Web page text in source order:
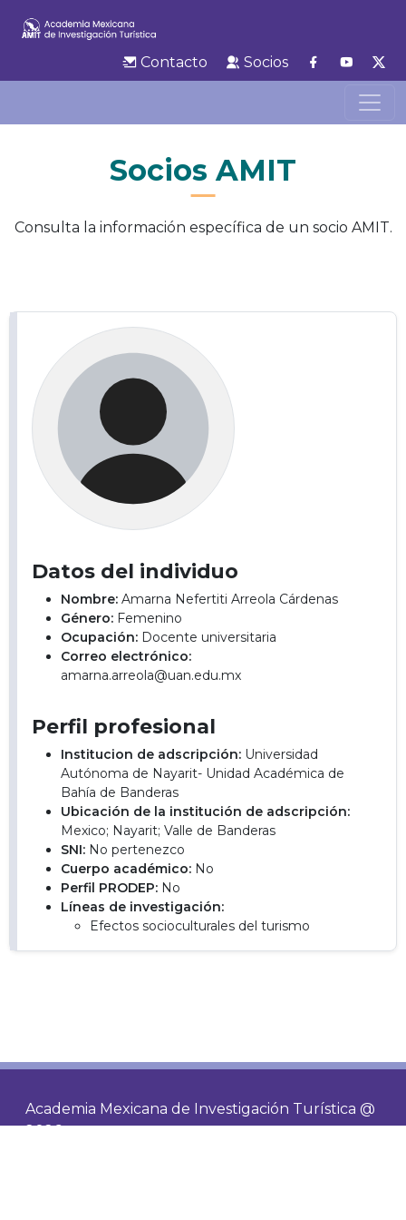
Contacto Socios
Socios AMIT
Consulta la información específica de un socio AMIT.
Datos del individuo
Nombre: Amarna Nefertiti Arreola Cárdenas
Género: Femenino
Ocupación: Docente universitaria
Correo electrónico:
amarna.arreola@uan.edu.mx
Perfil profesional
Institucion de adscripción: Universidad
Autónoma de Nayarit- Unidad Académica de
Bahía de Banderas
Ubicación de la institución de adscripción:
Mexico; Nayarit; Valle de Banderas
SNI: No pertenezco
Cuerpo académico: No
Perfil PRODEP: No
Líneas de investigación:
Efectos socioculturales del turismo
Academia Mexicana de Investigación Turística @
2026